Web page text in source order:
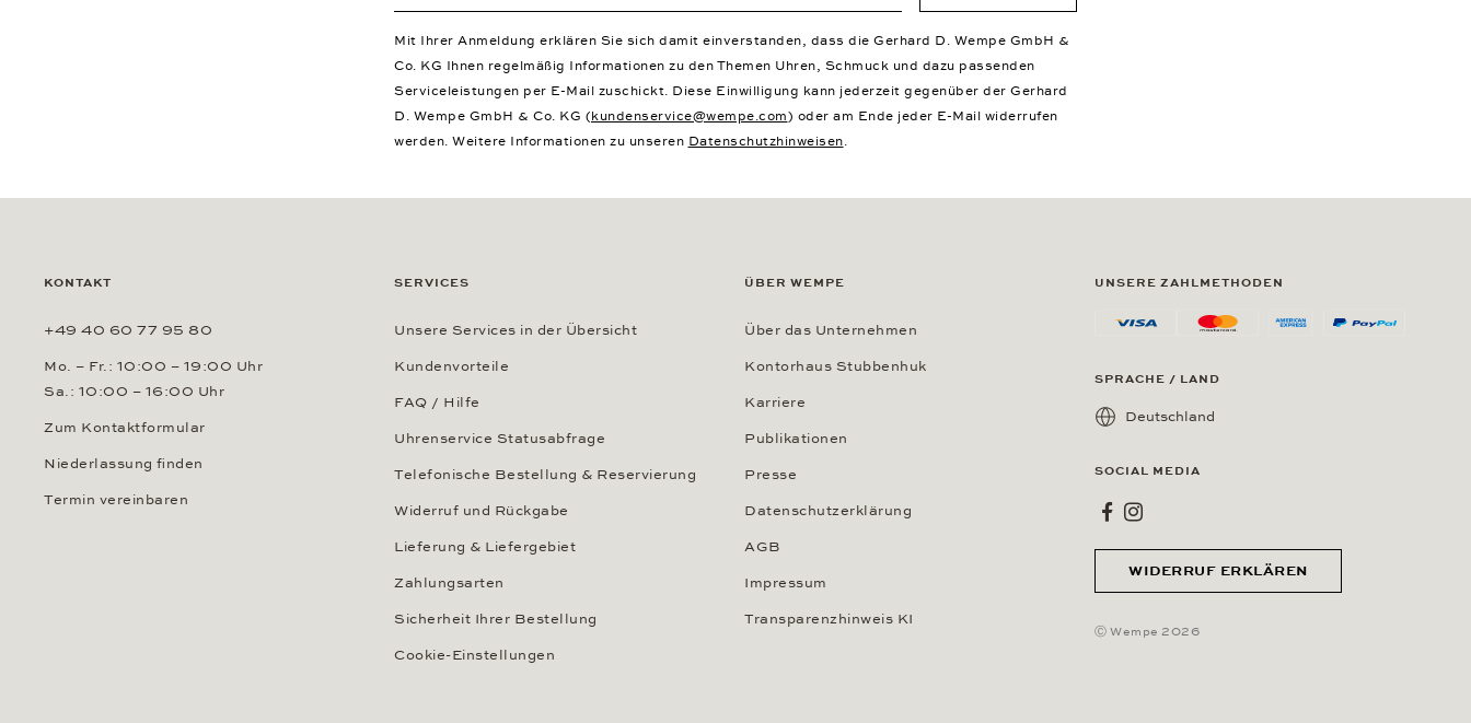
Mit Ihrer Anmeldung erklären Sie sich damit einverstanden, dass die Gerhard D. Wempe GmbH &
Co. KG Ihnen regelmäßig Informationen zu den Themen Uhren, Schmuck und dazu passenden
Serviceleistungen per E-Mail zuschickt. Diese Einwilligung kann jederzeit gegenüber der Gerhard
D. Wempe GmbH & Co. KG (kundenservice@wempe.com) oder am Ende jeder E-Mail widerrufen
werden. Weitere Informationen zu unseren Datenschutzhinweisen.
KONTAKT
+49 40 60 77 95 80
Mo. – Fr.: 10:00 – 19:00 Uhr
Sa.: 10:00 – 16:00 Uhr
Zum Kontaktformular
Niederlassung finden
Termin vereinbaren
SERVICES
Unsere Services in der Übersicht
Kundenvorteile
FAQ / Hilfe
Uhrenservice Statusabfrage
Telefonische Bestellung & Reservierung
Widerruf und Rückgabe
Lieferung & Liefergebiet
Zahlungsarten
Sicherheit Ihrer Bestellung
Cookie-Einstellungen
ÜBER WEMPE
Über das Unternehmen
Kontorhaus Stubbenhuk
Karriere
Publikationen
Presse
Datenschutzerklärung
AGB
Impressum
Transparenzhinweis KI
UNSERE ZAHLMETHODEN
SPRACHE / LAND
Deutschland
SOCIAL MEDIA
Wempe bei Facebook
Wempe bei Instagram
WIDERRUF ERKLÄREN
Ⓒ Wempe 2026